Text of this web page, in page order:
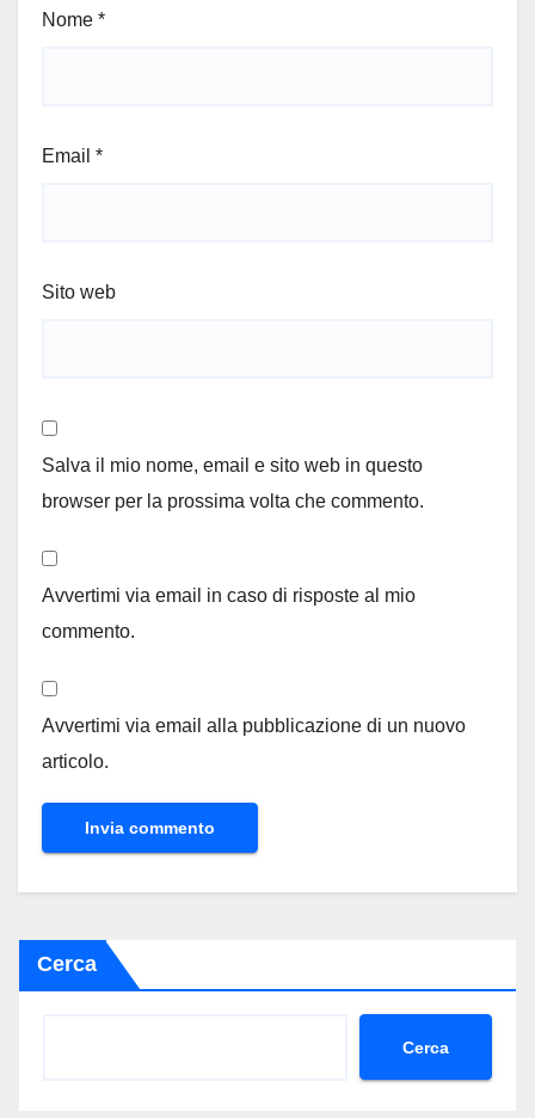
Nome *
Email *
Sito web
Salva il mio nome, email e sito web in questo
browser per la prossima volta che commento.
Avvertimi via email in caso di risposte al mio
commento.
Avvertimi via email alla pubblicazione di un nuovo
articolo.
Cerca
Cerca